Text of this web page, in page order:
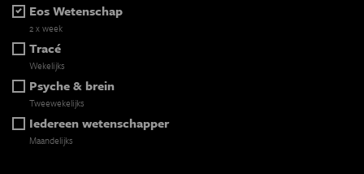
Eos Wetenschap
2 x week
Tracé
Wekelijks
Psyche & brein
Tweewekelijks
Iedereen wetenschapper
Maandelijks